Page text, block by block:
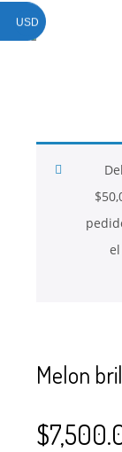
SE USAN
$
Melon
$
USD